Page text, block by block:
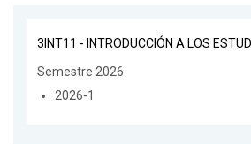
3INT11 - INTRODUCCIÓN A LOS
Semestre 2026
2026-1